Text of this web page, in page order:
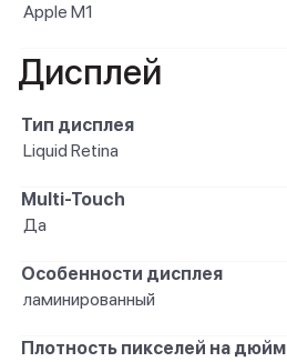
Apple M1
Дисплей
Тип дисплея
Liquid Retina
Multi-Touch
Да
Особенности дисплея
ламинированный
Плотность пикселей на дюйм